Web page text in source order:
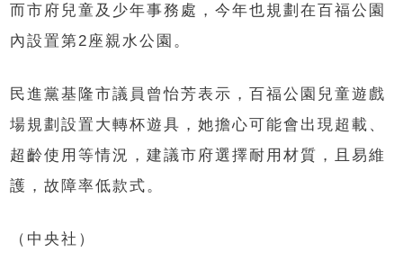
而市府兒童及少年事務處，今年也規劃在百福公園
內設置第2座親水公園。
民進黨基隆市議員曾怡芳表示，百福公園兒童遊戲
場規劃設置大轉杯遊具，她擔心可能會出現超載、
超齡使用等情況，建議市府選擇耐用材質，且易維
護，故障率低款式。
（中央社）